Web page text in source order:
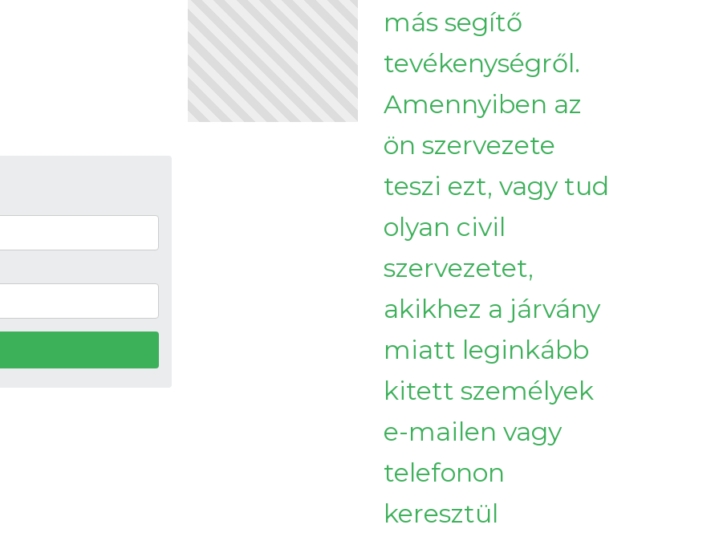
más segítő
tevékenységről.
Amennyiben az
ön szervezete
teszi ezt, vagy tud
olyan civil
szervezetet,
akikhez a járvány
miatt leginkább
kitett személyek
e-mailen vagy
telefonon
keresztül